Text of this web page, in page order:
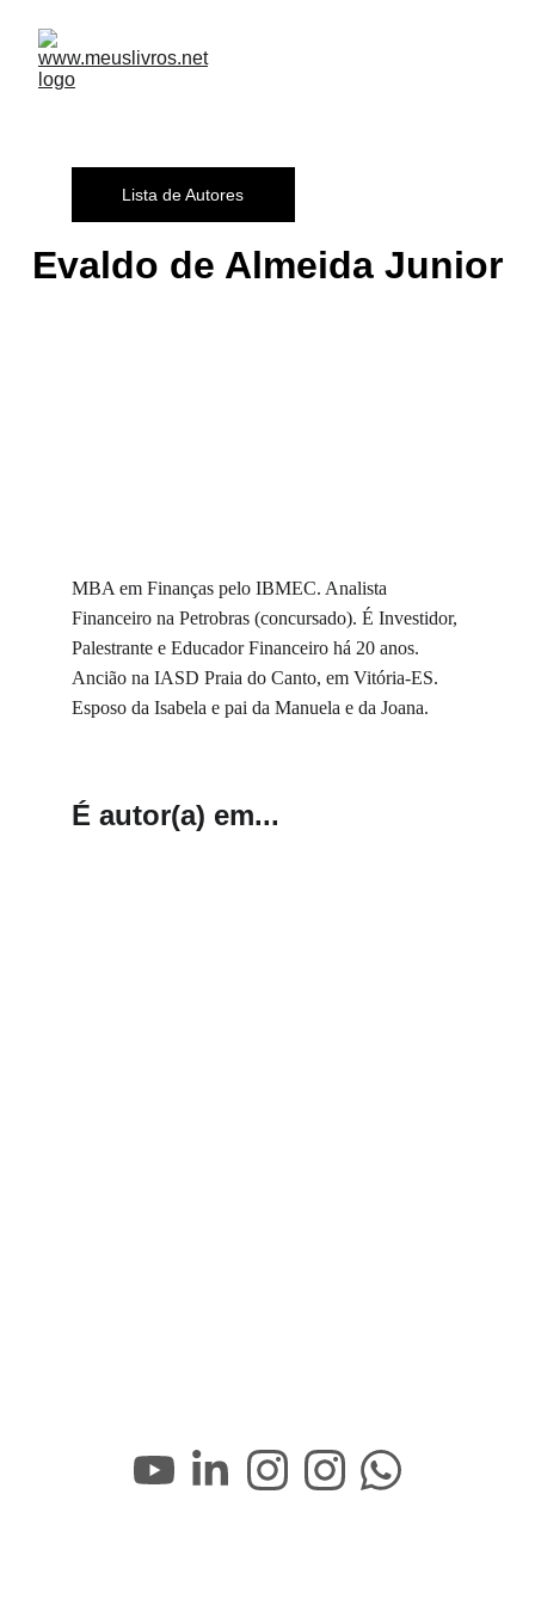
Lista de Autores
Evaldo de Almeida Junior
MBA em Finanças pelo IBMEC. Analista
Financeiro na Petrobras (concursado). É Investidor,
Palestrante e Educador Financeiro há 20 anos.
Ancião na IASD Praia do Canto, em Vitória-ES.
Esposo da Isabela e pai da Manuela e da Joana.
É autor(a) em...